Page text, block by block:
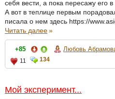
себя вести, а пока пересажу его
А вот в теплице первым
писала о нем здесь https://
Читать далее»
+85 Любовь
11
134
Мой эксперимент...